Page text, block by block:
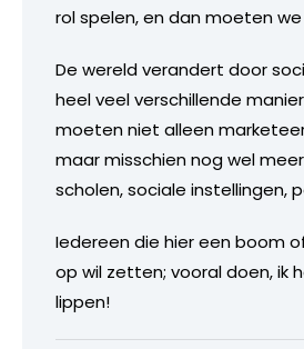
rol spelen, en dan moeten we
De wereld verandert door
heel veel verschillende
moeten niet alleen
maar misschien nog wel
scholen, sociale instellingen,
Iedereen die hier een boom
op wil zetten; vooral doen, ik
lippen!